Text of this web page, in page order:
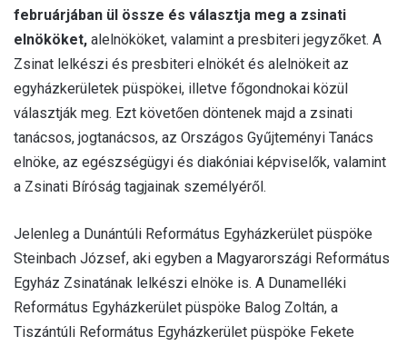
februárjában ül össze és választja meg a zsinati
elnököket, alelnököket, valamint a presbiteri jegyzőket. A
Zsinat lelkészi és presbiteri elnökét és alelnökeit az
egyházkerületek püspökei, illetve főgondnokai közül
választják meg. Ezt követően döntenek majd a zsinati
tanácsos, jogtanácsos, az Országos Gyűjteményi Tanács
elnöke, az egészségügyi és diakóniai képviselők, valamint
a Zsinati Bíróság tagjainak személyéről.
Jelenleg a Dunántúli Református Egyházkerület püspöke
Steinbach József, aki egyben a Magyarországi Református
Egyház Zsinatának lelkészi elnöke is. A Dunamelléki
Református Egyházkerület püspöke Balog Zoltán, a
Tiszántúli Református Egyházkerület püspöke Fekete